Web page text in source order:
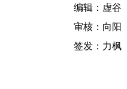
编辑：虚谷
审核：向阳
签发：力枫